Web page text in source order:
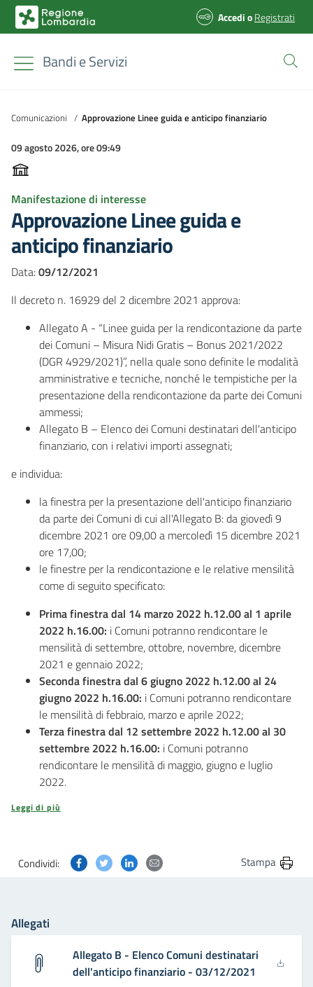
AccedioRegistrati
Bandi e Servizi
Comunicazioni / Approvazione Linee guida e anticipo finanziario
09 agosto 2026, ore 09:49
Manifestazione di interesse
Approvazione Linee guida e
anticipo finanziario
Data:09/12/2021
Il decreto n. 16929 del 2 dicembre 2021 approva:
Allegato A - “Linee guida per la rendicontazione da parte
dei Comuni – Misura Nidi Gratis – Bonus 2021/2022
(DGR 4929/2021)”, nella quale sono definite le modalità
amministrative e tecniche, nonché le tempistiche per la
presentazione della rendicontazione da parte dei Comuni
ammessi;
Allegato B – Elenco dei Comuni destinatari dell'anticipo
finanziario, con i relativi importi assegnati;
e individua:
la finestra per la presentazione dell'anticipo finanziario
da parte dei Comuni di cui all'Allegato B: da giovedì 9
dicembre 2021 ore 09,00 a mercoledì 15 dicembre 2021
ore 17,00;
le finestre per la rendicontazione e le relative mensilità
come di seguito specificato:
Prima finestra dal 14 marzo 2022 h.12.00 al 1 aprile
2022 h.16.00: i Comuni potranno rendicontare le
mensilità di settembre, ottobre, novembre, dicembre
2021 e gennaio 2022;
Seconda finestra dal 6 giugno 2022 h.12.00 al 24
giugno 2022 h.16.00: i Comuni potranno rendicontare
le mensilità di febbraio, marzo e aprile 2022;
Terza finestra dal 12 settembre 2022 h.12.00 al 30
settembre 2022 h.16.00: i Comuni potranno
rendicontare le mensilità di maggio, giugno e luglio
2022.
Leggi di più
Condividi: Condividi questa pagina su Facebook
Condividi questa pagina su Twitter
Condividi questa pagina su Linkedin
Condividi questa pagina via
Stampa
Allegati
Allegato B - Elenco Comuni destinatari
dell'anticipo finanziario - 03/12/2021